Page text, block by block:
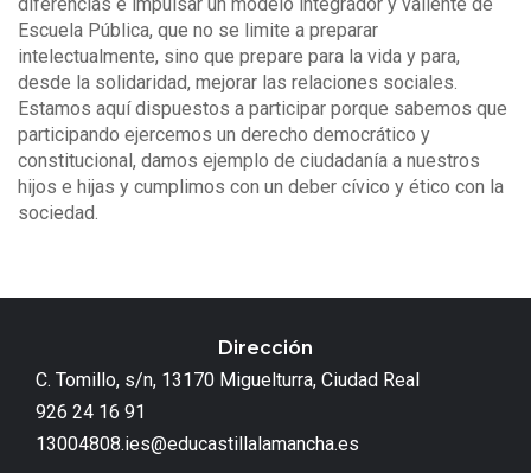
Escuela Pública, que no se limite a preparar
intelectualmente, sino que prepare para la vida y para,
desde la solidaridad, mejorar las relaciones sociales.
Estamos aquí dispuestos a participar porque sabemos que
participando ejercemos un derecho democrático y
constitucional, damos ejemplo de ciudadanía a nuestros
hijos e hijas y cumplimos con un deber cívico y ético con la
sociedad.
Dirección
C. Tomillo, s/n, 13170 Miguelturra, Ciudad Real
926 24 16 91
13004808.ies@educastillalamancha.es